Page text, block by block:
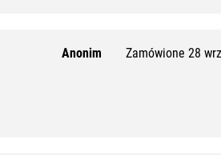
Anonim Zamówione 28